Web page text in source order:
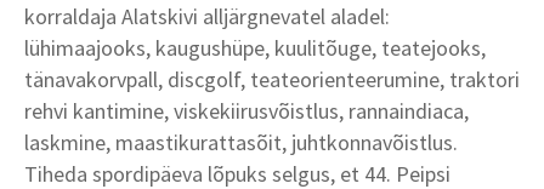
korraldaja Alatskivi alljärgnevatel aladel:
lühimaajooks, kaugushüpe, kuulitõuge, teatejooks,
tänavakorvpall, discgolf, teateorienteerumine, traktori
rehvi kantimine, viskekiirusvõistlus, rannaindiaca,
laskmine, maastikurattasõit, juhtkonnavõistlus.
Tiheda spordipäeva lõpuks selgus, et 44. Peipsi